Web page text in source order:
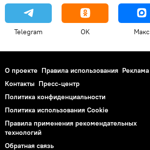
Telegram OK Макс
О проекте Правила использования Реклама
Контакты Пресс-центр
Политика конфиденциальности
Политика использования Cookie
Правила применения рекомендательных
технологий
Обратная связь